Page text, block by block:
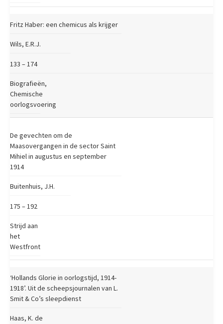
Fritz Haber: een chemicus als krijger
Wils, E.R.J.
133 – 174
Biografieën,
Chemische
oorlogsvoering
De gevechten om de
Maasovergangen in de sector Saint
Mihiel in augustus en september
1914
Buitenhuis, J.H.
175 – 192
Strijd aan
het
Westfront
‘Hollands Glorie in oorlogstijd, 1914-
1918’. Uit de scheepsjournalen van L.
Smit & Co’s sleepdienst
Haas, K. de